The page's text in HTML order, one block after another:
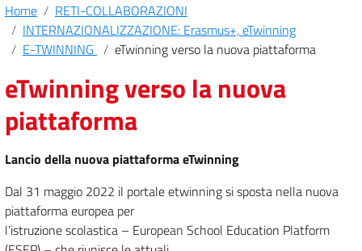
Home
RETI-COLLABORAZIONI
INTERNAZIONALIZZAZIONE: Erasmus+, eTwinning
E-TWINNING
eTwinning verso la nuova piattaforma
eTwinning verso la nuova
piattaforma
Lancio della nuova piattaforma eTwinning
Dal 31 maggio 2022 il portale etwinning si sposta nella nuova
piattaforma europea per
l’istruzione scolastica – European School Education Platform